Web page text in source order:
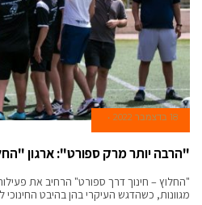
18 בדצמבר 2022
"הרבה יותר מרק ספורט": ארגון
"החלוץ – חינוך דרך ספורט" הרחיב את
מגוונות, כשהדגש העיקרי בהן בהיבט החינוכי